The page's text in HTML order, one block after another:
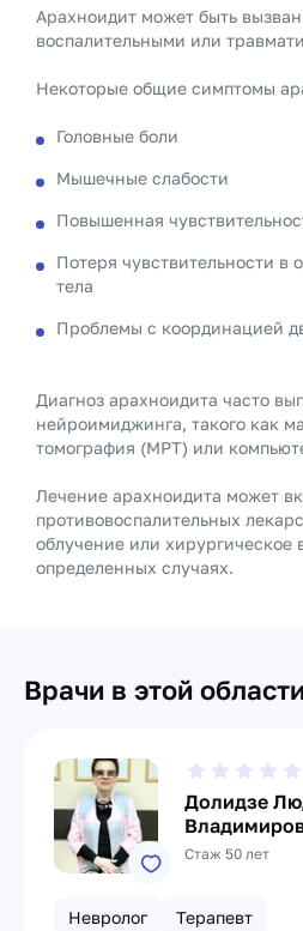
Арахноидит может быть
воспалительными или
Некоторые общие симптомы
Головные боли
Мышечные слабости
Повышенная
Потеря чувствительности в
тела
Проблемы с координацией
Диагноз арахноидита часто
нейроимиджинга, такого как
томография (МРТ) или
Лечение арахноидита может
противовоспалительных
облучение или хирургическое
определенных случаях.
Врачи в этой области
Долидзе
Стаж 50 лет
Невролог Терапевт